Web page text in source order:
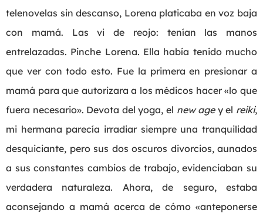
telenovelas sin descanso, Lorena platicaba en voz baja
con mamá. Las vi de reojo: tenían las manos
entrelazadas. Pinche Lorena. Ella había tenido mucho
que ver con todo esto. Fue la primera en presionar a
mamá para que autorizara a los médicos hacer «lo que
fuera necesario». Devota del yoga, el new agey el reiki,
mi hermana parecía irradiar siempre una tranquilidad
desquiciante, pero sus dos oscuros divorcios, aunados
a sus constantes cambios de trabajo, evidenciaban su
verdadera naturaleza. Ahora, de seguro, estaba
aconsejando a mamá acerca de cómo «anteponerse